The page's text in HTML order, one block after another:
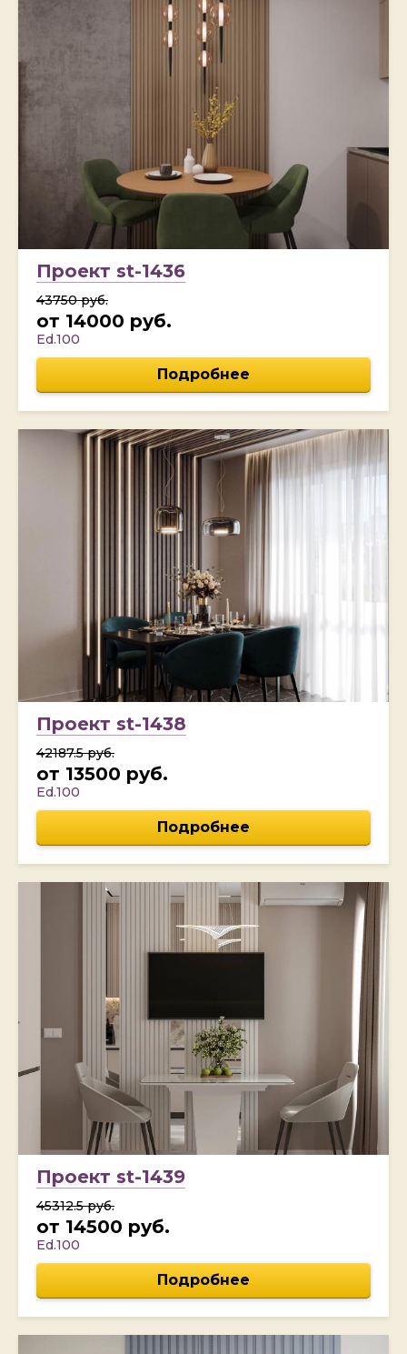
Проект st-1436
43750 руб.
от 14000 руб.
Ed.100
Подробнее
Проект st-1438
42187.5 руб.
от 13500 руб.
Ed.100
Подробнее
Проект st-1439
45312.5 руб.
от 14500 руб.
Ed.100
Подробнее